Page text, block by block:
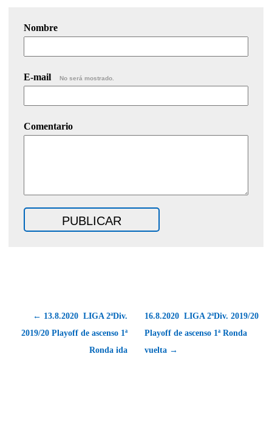
Nombre
E-mail No será mostrado.
Comentario
← 13.8.2020  LIGA 2ªDiv.
2019/20 Playoff de ascenso 1ª
Ronda ida
16.8.2020  LIGA 2ªDiv. 2019/20
Playoff de ascenso 1ª Ronda
vuelta →